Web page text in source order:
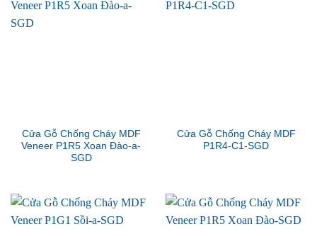
Cửa Gỗ Chống Cháy MDF
Veneer P1R5 Xoan Đào-a-
SGD
Cửa Gỗ Chống Cháy MDF
P1R4-C1-SGD